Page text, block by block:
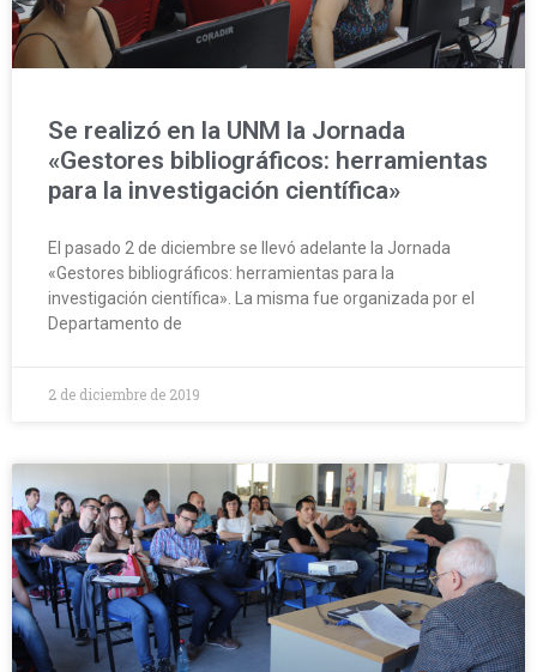
Se realizó en la UNM la Jornada
«Gestores bibliográficos: herramientas
para la investigación científica»
El pasado 2 de diciembre se llevó adelante la Jornada
«Gestores bibliográficos: herramientas para la
investigación científica». La misma fue organizada por el
Departamento de
2 de diciembre de 2019